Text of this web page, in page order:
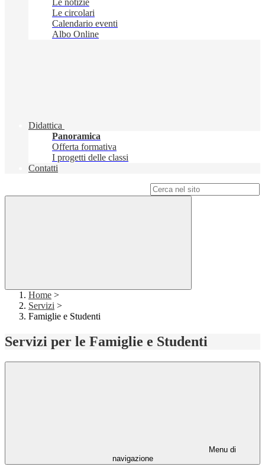
Le notizie
Le circolari
Calendario eventi
Albo Online
Didattica
Panoramica
Offerta formativa
I progetti delle classi
Contatti
Home >
Servizi >
Famiglie e Studenti
Servizi per le Famiglie e Studenti
Menu di
navigazione